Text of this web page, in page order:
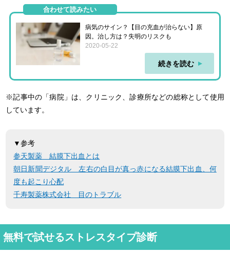
合わせて読みたい
病気のサイン？【目の充血が治らない】原
因。治し方は？失明のリスクも
2020-05-22
続きを読む
※記事中の「病院」は、クリニック、診療所などの総称として使用
しています。
▼参考
参天製薬 結膜下出血とは
朝日新聞デジタル 左右の白目が真っ赤になる結膜下出血、何
度も起こり心配
千寿製薬株式会社 目のトラブル
無料で試せるストレスタイプ診断